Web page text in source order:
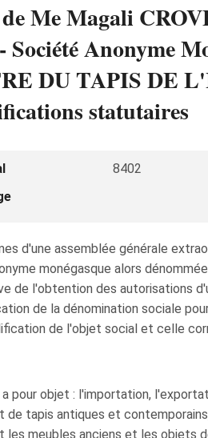
Me Magali
Société Anonyme
DU TAPIS DE
statutaires
8402
d'une assemblée générale
monégasque alors
de l'obtention des autorisations
de la dénomination sociale
de l'objet social et celle
pour objet : l'importation,
de tapis antiques et
les meubles anciens et les objets